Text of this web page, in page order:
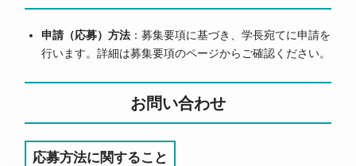
申請（応募）方法 ：募集要項に基づき、学長宛てに申請を
行います。詳細は募集要項のページからご確認ください。
お問い合わせ
応募方法に関すること